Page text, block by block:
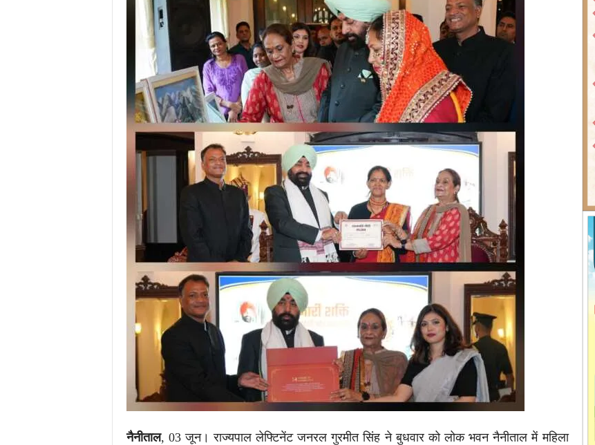
नैनीताल, 03 जून। राज्यपाल लेफ्टिनेंट जनरल गुरमीत सिंह ने बुधवार को लोक भवन नैनीताल में महिला